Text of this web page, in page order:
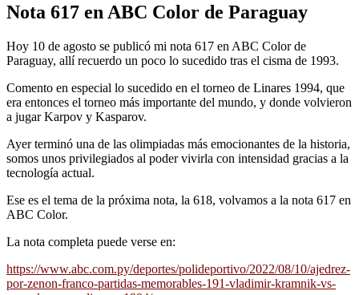
Nota 617 en ABC Color de Paraguay
Hoy 10 de agosto se publicó mi nota 617 en ABC Color de
Paraguay, allí recuerdo un poco lo sucedido tras el cisma de 1993.
Comento en especial lo sucedido en el torneo de Linares 1994, que
era entonces el torneo más importante del mundo, y donde volvieron
a jugar Karpov y Kasparov.
Ayer terminó una de las olimpiadas más emocionantes de la historia,
somos unos privilegiados al poder vivirla con intensidad gracias a la
tecnología actual.
Ese es el tema de la próxima nota, la 618, volvamos a la nota 617 en
ABC Color.
La nota completa puede verse en:
https://www.abc.com.py/deportes/polideportivo/2022/08/10/ajedrez-
por-zenon-franco-partidas-memorables-191-vladimir-kramnik-vs-